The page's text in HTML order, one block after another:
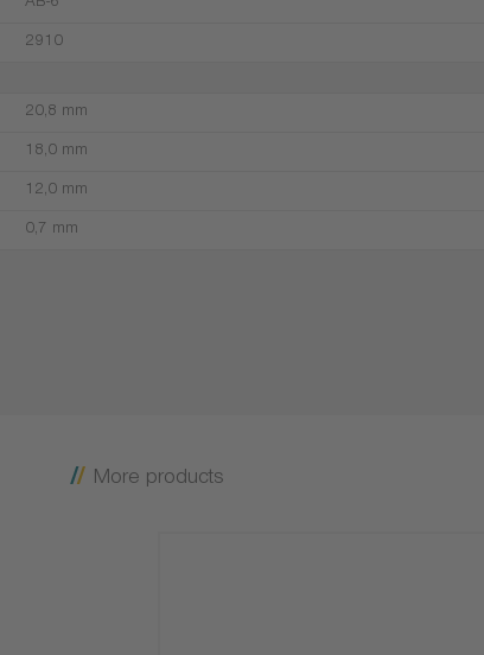
AB-6
2910
20,8 mm
18,0 mm
12,0 mm
0,7 mm
More products